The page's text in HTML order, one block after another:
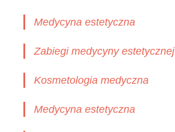
Medycyna estetyczna
Zabiegi medycyny estetycznej
Kosmetologia medyczna
Medycyna estetyczna